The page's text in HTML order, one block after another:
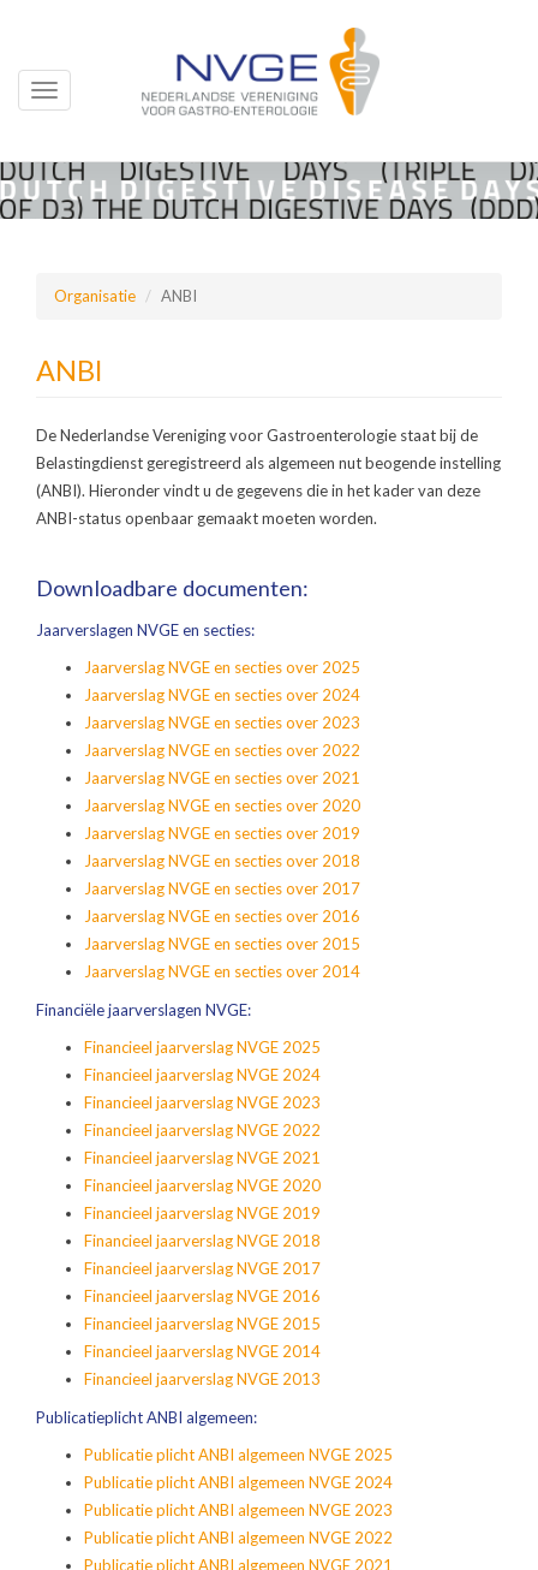
Overslaan
en
Toggle
Organisatie ANBI
ANBI
De Nederlandse Vereniging voor Gastroenterologie staat bij de
Belastingdienst geregistreerd als algemeen nut beogende instelling
(ANBI). Hieronder vindt u de gegevens die in het kader van deze
ANBI-status openbaar gemaakt moeten worden.
Downloadbare documenten:
Jaarverslagen NVGE en secties:
Jaarverslag NVGE en secties over 2025
Jaarverslag NVGE en secties over 2024
Jaarverslag NVGE en secties over 2023
Jaarverslag NVGE en secties over 2022
Jaarverslag NVGE en secties over 2021
Jaarverslag NVGE en secties over 2020
Jaarverslag NVGE en secties over 2019
Jaarverslag NVGE en secties over 2018
Jaarverslag NVGE en secties over 2017
Jaarverslag NVGE en secties over 2016
Jaarverslag NVGE en secties over 2015
Jaarverslag NVGE en secties over 2014
Financiële jaarverslagen NVGE:
Financieel jaarverslag NVGE 2025
Financieel jaarverslag NVGE 2024
Financieel jaarverslag NVGE 2023
Financieel jaarverslag NVGE 2022
Financieel jaarverslag NVGE 2021
Financieel jaarverslag NVGE 2020
Financieel jaarverslag NVGE 2019
Financieel jaarverslag NVGE 2018
Financieel jaarverslag NVGE 2017
Financieel jaarverslag NVGE 2016
Financieel jaarverslag NVGE 2015
Financieel jaarverslag NVGE 2014
Financieel jaarverslag NVGE 2013
Publicatieplicht ANBI algemeen:
Publicatie plicht ANBI algemeen NVGE 2025
Publicatie plicht ANBI algemeen NVGE 2024
Publicatie plicht ANBI algemeen NVGE 2023
Publicatie plicht ANBI algemeen NVGE 2022
Publicatie plicht ANBI algemeen NVGE 2021